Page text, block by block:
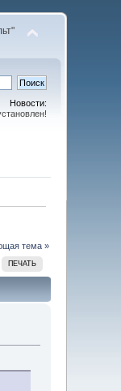
Новости:
тема »
ПЕЧАТЬ